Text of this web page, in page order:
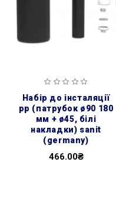
набір до інсталяції
pp (патрубок ø90 180
мм + ø45, білі
накладки) sanit
(germany)
466.00₴